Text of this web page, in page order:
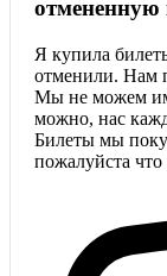
отмененную
Я купила
отменили. Нам
Мы не можем им
можно, нас
Билеты мы
пожалуйста что